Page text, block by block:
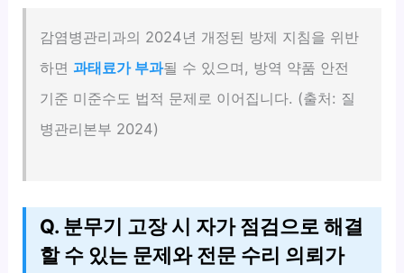
감염병관리과의 2024년 개정된 방제 지침을 위반
하면과태료가 부과될 수 있으며, 방역 약품 안전
기준 미준수도 법적 문제로 이어집니다. (출처: 질
병관리본부 2024)
Q. 분무기 고장 시 자가 점검으로 해결
할 수 있는 문제와 전문 수리 의뢰가